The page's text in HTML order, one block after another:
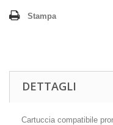
Stampa
DETTAGLI
Cartuccia compatibile